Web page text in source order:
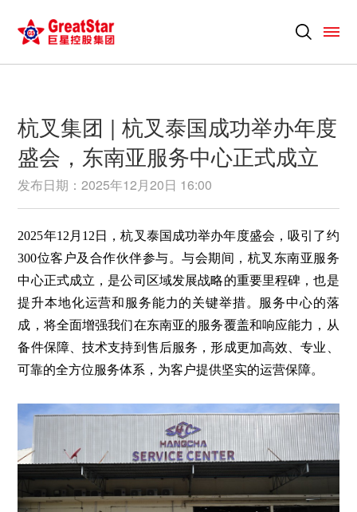
杭叉集团 | 杭叉泰国成功举办年度
盛会，东南亚服务中心正式成立
发布日期：2025年12月20日 16:00
2025年12月12日，杭叉泰国成功举办年度盛会，吸引了约
300位客户及合作伙伴参与。与会期间，杭叉东南亚服务
中心正式成立，是公司区域发展战略的重要里程碑，也是
提升本地化运营和服务能力的关键举措。服务中心的落
成，将全面增强我们在东南亚的服务覆盖和响应能力，从
备件保障、技术支持到售后服务，形成更加高效、专业、
可靠的全方位服务体系，为客户提供坚实的运营保障。